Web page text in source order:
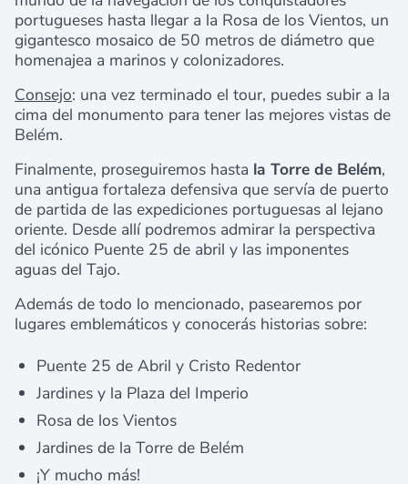
portugueses hasta llegar a la Rosa de los Vientos, un
gigantesco mosaico de 50 metros de diámetro que
homenajea a marinos y colonizadores.
Consejo: una vez terminado el tour, puedes subir a la
cima del monumento para tener las mejores vistas de
Belém.
Finalmente, proseguiremos hasta la Torre de Belém,
una antigua fortaleza defensiva que servía de puerto
de partida de las expediciones portuguesas al lejano
oriente. Desde allí podremos admirar la perspectiva
del icónico Puente 25 de abril y las imponentes
aguas del Tajo.
Además de todo lo mencionado, pasearemos por
lugares emblemáticos y conocerás historias sobre:
Puente 25 de Abril y Cristo Redentor
Jardines y la Plaza del Imperio
Rosa de los Vientos
Jardines de la Torre de Belém
¡Y mucho más!